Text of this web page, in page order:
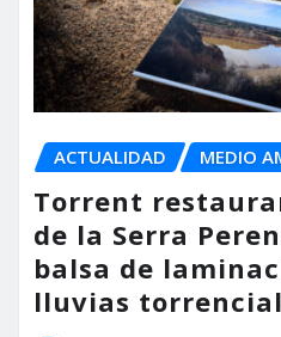
ACTUALIDAD MEDIO
Torrent
de la Serra
balsa de
lluvias